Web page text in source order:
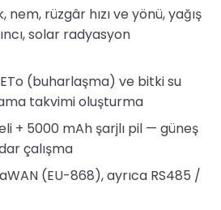
nem, rüzgâr hızı ve yönü, yağış
solar radyasyon
ETo (buharlaşma) ve bitki su
takvimi oluşturma
+ 5000 mAh şarjlı pil — güneş
çalışma
(EU-868), ayrıca RS485 /